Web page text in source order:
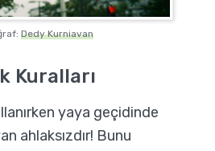
Dedy Kurniavan
Kuralları
yaya geçidinde
ahlaksızdır! Bunu